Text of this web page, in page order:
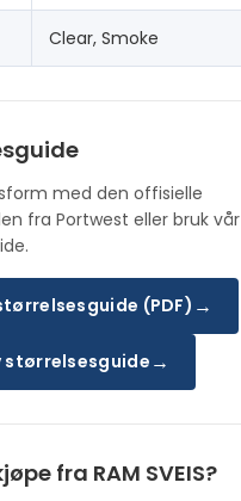
Clear, Smoke
med den offisielle
fra Portwest eller bruk vår
(PDF) →
→
fra RAM SVEIS?